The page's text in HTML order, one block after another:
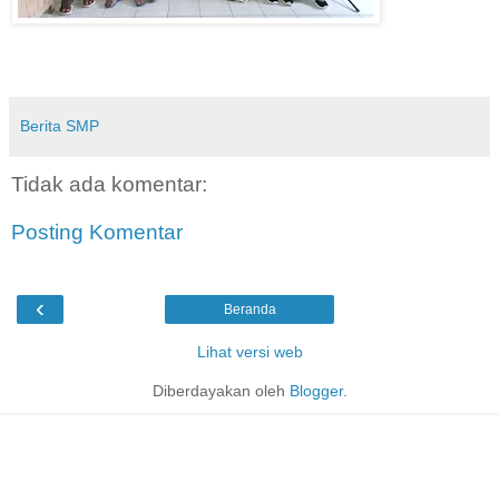
Berita SMP
Tidak ada komentar:
Posting Komentar
‹ Beranda
Lihat versi web
Diberdayakan oleh Blogger.